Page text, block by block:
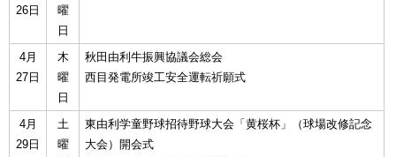
26日
曜
日
4月
27日
木
曜
日
秋田由利牛振興協議会総会
西目発電所竣工安全運転祈願式
4月
29日
土
曜
東由利学童野球招待野球大会「黄桜杯」（球場改修記念
大会）開会式